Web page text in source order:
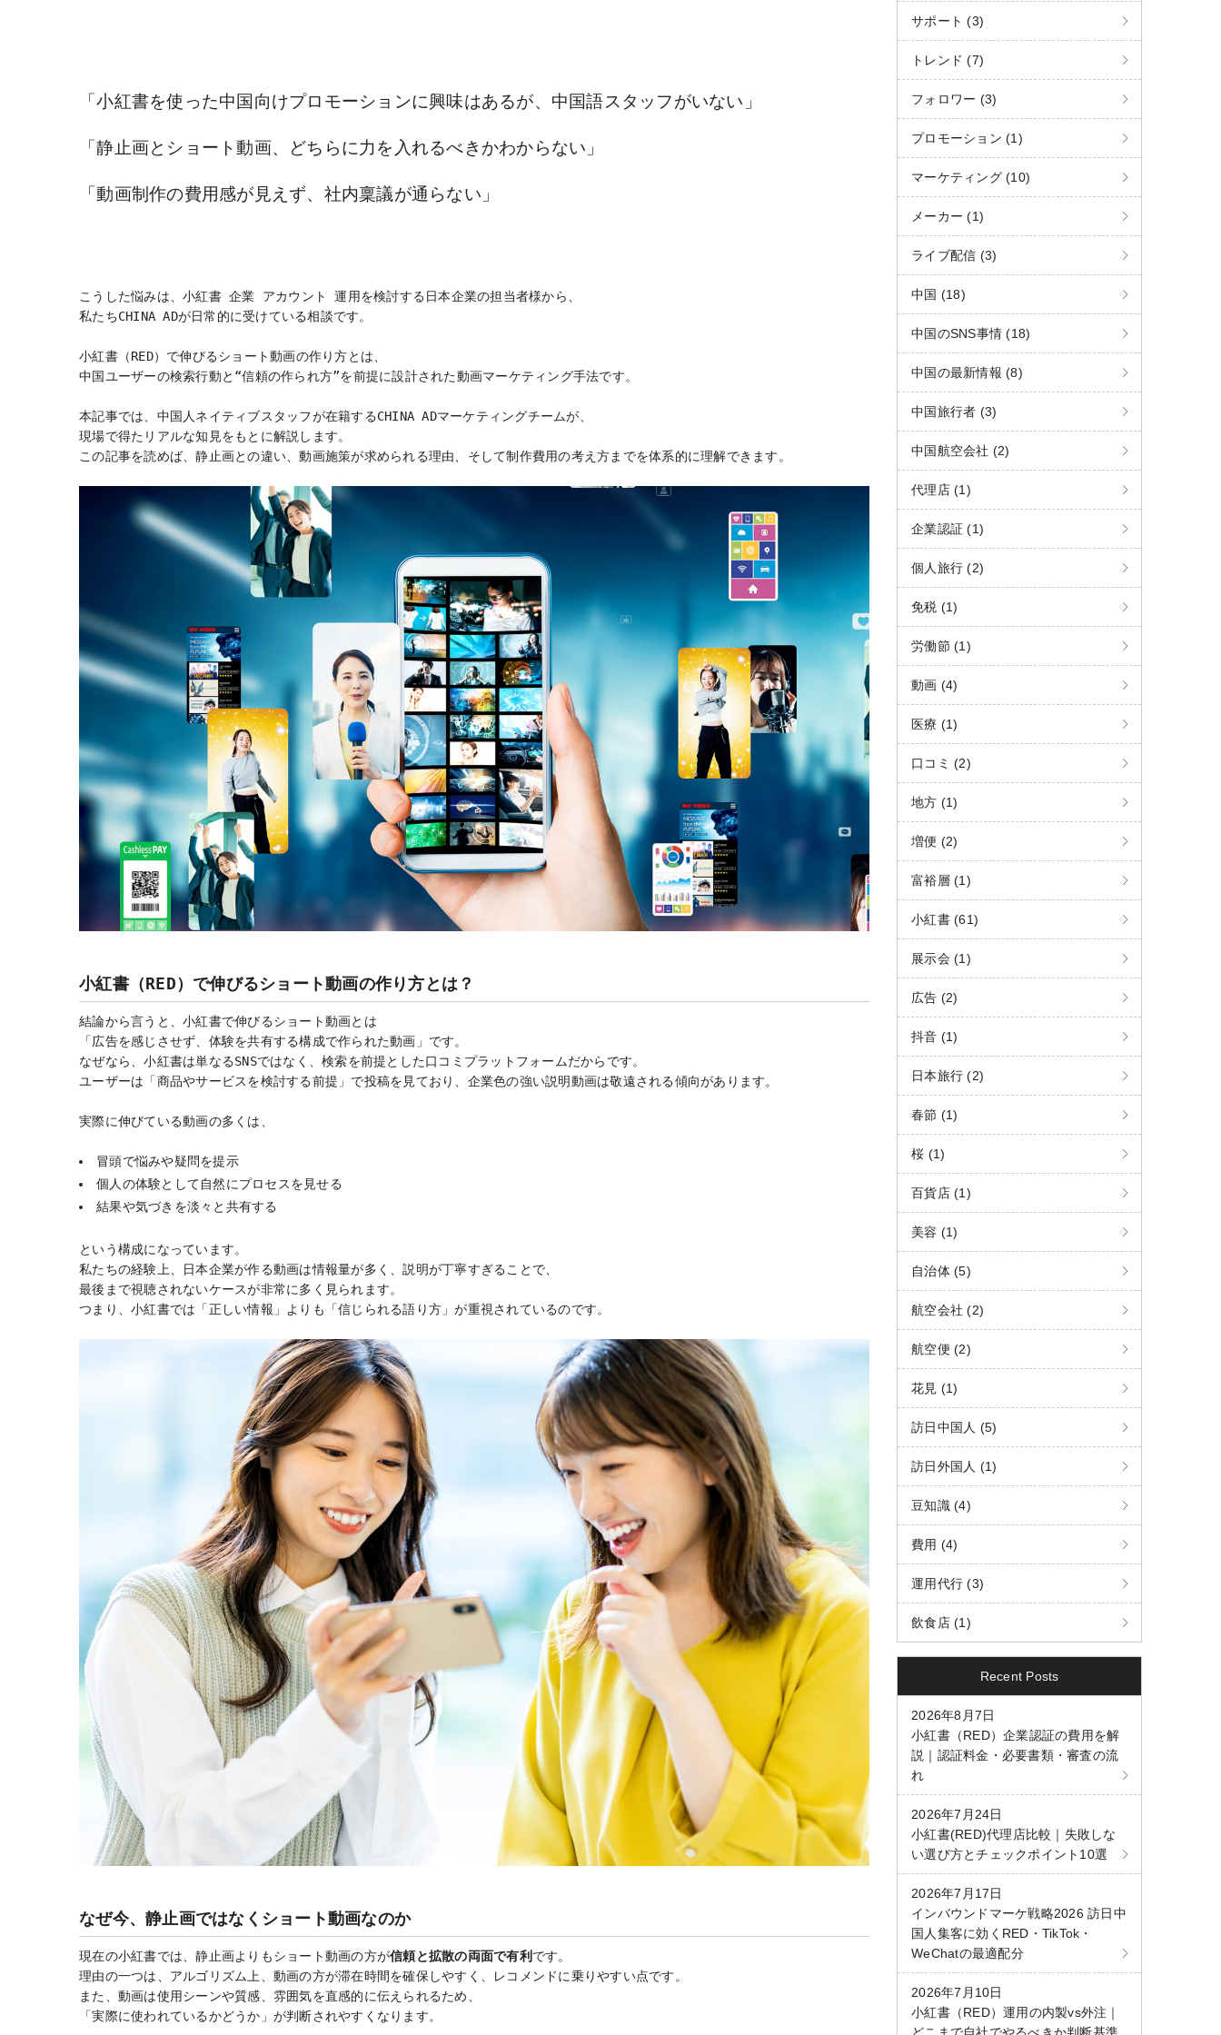
o
「小紅書を使った中国向けプロモーションに興味はあるが、中国語スタッフがいない」
「静止画とショート動画、どちらに力を入れるべきかわからない」
「動画制作の費用感が見えず、社内稟議が通らない」
こうした悩みは、小紅書 企業 アカウント 運用を検討する日本企業の担当者様から、
私たちCHINA ADが日常的に受けている相談です。
小紅書（RED）で伸びるショート動画の作り方とは、
中国ユーザーの検索行動と“信頼の作られ方”を前提に設計された動画マーケティング手法です。
本記事では、中国人ネイティブスタッフが在籍するCHINA ADマーケティングチームが、
現場で得たリアルな知見をもとに解説します。
この記事を読めば、静止画との違い、動画施策が求められる理由、そして制作費用の考え方までを体系的に理解できます。
小紅書（RED）で伸びるショート動画の作り方とは？
結論から言うと、小紅書で伸びるショート動画とは
「広告を感じさせず、体験を共有する構成で作られた動画」です。
なぜなら、小紅書は単なるSNSではなく、検索を前提とした口コミプラットフォームだからです。
ユーザーは「商品やサービスを検討する前提」で投稿を見ており、企業色の強い説明動画は敬遠される傾向があります。
実際に伸びている動画の多くは、
冒頭で悩みや疑問を提示
個人の体験として自然にプロセスを見せる
結果や気づきを淡々と共有する
という構成になっています。
私たちの経験上、日本企業が作る動画は情報量が多く、説明が丁寧すぎることで、
最後まで視聴されないケースが非常に多く見られます。
つまり、小紅書では「正しい情報」よりも「信じられる語り方」が重視されているのです。
なぜ今、静止画ではなくショート動画なのか
現在の小紅書では、静止画よりもショート動画の方が信頼と拡散の両面で有利 です。
理由の一つは、アルゴリズム上、動画の方が滞在時間を確保しやすく、レコメンドに乗りやすい点です。
また、動画は使用シーンや質感、雰囲気を直感的に伝えられるため、
「実際に使われているかどうか」が判断されやすくなります。
サポート (3)
トレンド (7)
フォロワー (3)
プロモーション (1)
マーケティング (10)
メーカー (1)
ライブ配信 (3)
中国 (18)
中国のSNS事情 (18)
中国の最新情報 (8)
中国旅行者 (3)
中国航空会社 (2)
代理店 (1)
企業認証 (1)
個人旅行 (2)
免税 (1)
労働節 (1)
動画 (4)
医療 (1)
口コミ (2)
地方 (1)
増便 (2)
富裕層 (1)
小紅書 (61)
展示会 (1)
広告 (2)
抖音 (1)
日本旅行 (2)
春節 (1)
桜 (1)
百貨店 (1)
美容 (1)
自治体 (5)
航空会社 (2)
航空便 (2)
花見 (1)
訪日中国人 (5)
訪日外国人 (1)
豆知識 (4)
費用 (4)
運用代行 (3)
飲食店 (1)
Recent Posts
2026年8月7日
小紅書（RED）企業認証の費用を解
説｜認証料金・必要書類・審査の流
れ
2026年7月24日
小紅書(RED)代理店比較｜失敗しな
い選び方とチェックポイント10選
2026年7月17日
インバウンドマーケ戦略2026 訪日中
国人集客に効くRED・TikTok・
WeChatの最適配分
2026年7月10日
小紅書（RED）運用の内製vs外注｜